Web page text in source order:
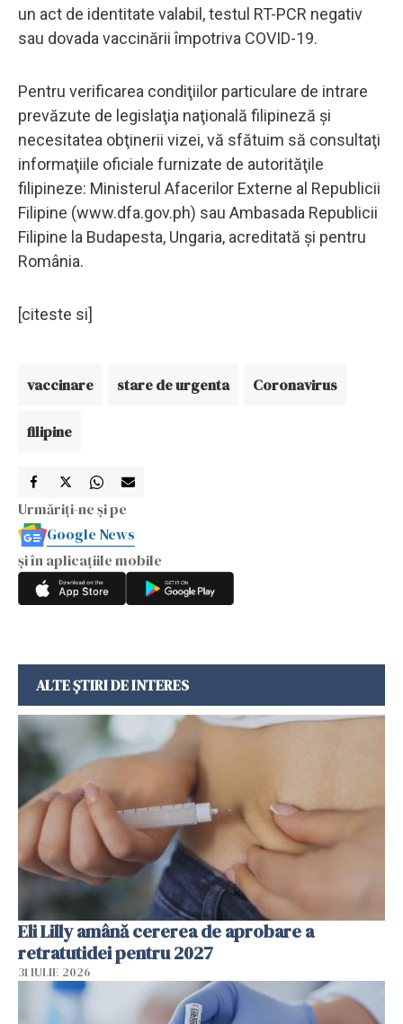
un act de identitate valabil, testul RT-PCR negativ
sau dovada vaccinării împotriva COVID-19.
Pentru verificarea condiţiilor particulare de intrare
prevăzute de legislaţia naţională filipineză şi
necesitatea obţinerii vizei, vă sfătuim să consultaţi
informaţiile oficiale furnizate de autorităţile
filipineze: Ministerul Afacerilor Externe al Republicii
Filipine (www.dfa.gov.ph) sau Ambasada Republicii
Filipine la Budapesta, Ungaria, acreditată și pentru
România.
[citeste si]
vaccinare stare de urgenta Coronavirus
filipine
Urmăriți-ne și pe
Google News
și în aplicațiile mobile
ALTE ȘTIRI DE INTERES
Eli Lilly amână cererea de aprobare a
retratutidei pentru 2027
31 IULIE 2026